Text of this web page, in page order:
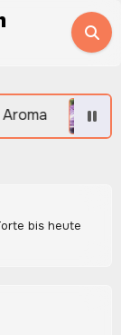
selber
bis heute